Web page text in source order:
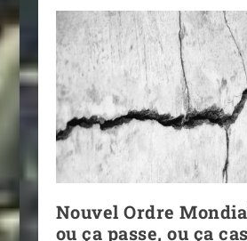
Nouvel Ordre
ou ça passe, ou ça